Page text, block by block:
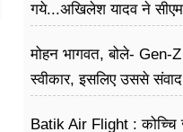
गये...अखिलेश यादव ने सीएम
मोहन भागवत, बोले- Gen-Z
स्वीकार, इसलिए उससे
Batik Air Flight : कोच्चि